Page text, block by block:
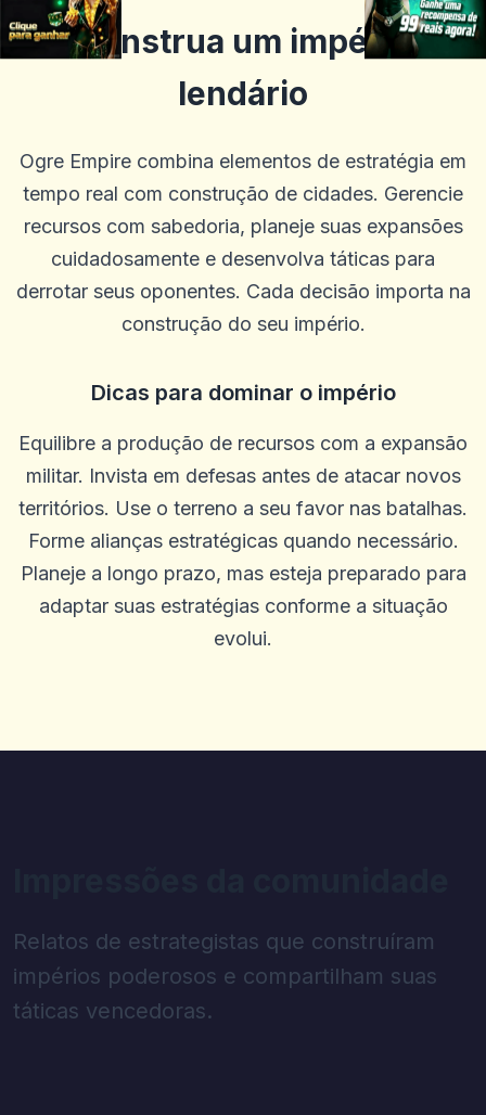
Construa um império
lendário
Ogre Empire combina elementos de estratégia em
tempo real com construção de cidades. Gerencie
recursos com sabedoria, planeje suas expansões
cuidadosamente e desenvolva táticas para
derrotar seus oponentes. Cada decisão importa na
construção do seu império.
Dicas para dominar o império
Equilibre a produção de recursos com a expansão
militar. Invista em defesas antes de atacar novos
territórios. Use o terreno a seu favor nas batalhas.
Forme alianças estratégicas quando necessário.
Planeje a longo prazo, mas esteja preparado para
adaptar suas estratégias conforme a situação
evolui.
Relatos de estrategistas que construíram
impérios poderosos e compartilham suas
táticas vencedoras.